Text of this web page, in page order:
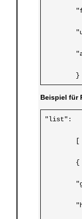
	}
Beispiel für
"list":
	[
	{